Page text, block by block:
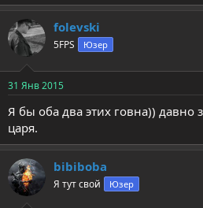
folevski
5FPS Юзер
31 Янв 2015
Я бы оба два этих говна)) давно
царя.
bibiboba
Я тут свой Юзер